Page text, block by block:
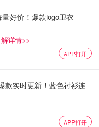
好价！爆款logo卫衣
详情>>
APP打开
款实时更新！蓝色衬衫连
APP打开